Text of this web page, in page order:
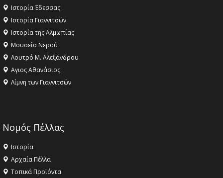
Ιστορία Έδεσσας
Ιστορία Γιαννιτσών
Ιστορία της Αλμωπίας
Μουσείο Νερού
Λουτρό Μ. Αλεξάνδρου
Αγιος Αθανάσιος
Λίμνη των Γιαννιτσών
Νομός Πέλλας
Ιστορία
Αρχαία Πέλλα
Τοπικά Προϊόντα